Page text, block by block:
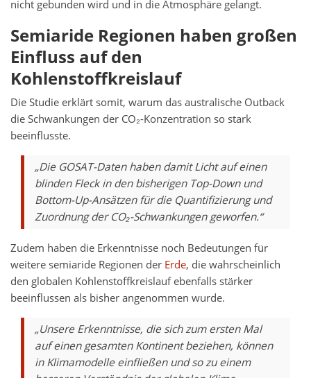
nicht gebunden wird und in die Atmosphäre gelangt.
Semiaride Regionen haben großen
Einfluss auf den
Kohlenstoffkreislauf
Die Studie erklärt somit, warum das australische Outback
die Schwankungen der CO₂-Konzentration so stark
beeinflusste.
„Die GOSAT-Daten haben damit Licht auf einen
blinden Fleck in den bisherigen Top-Down und
Bottom-Up-Ansätzen für die Quantifizierung und
Zuordnung der CO₂-Schwankungen geworfen.“
Zudem haben die Erkenntnisse noch Bedeutungen für
weitere semiaride Regionen der Erde, die wahrscheinlich
den globalen Kohlenstoffkreislauf ebenfalls stärker
beeinflussen als bisher angenommen wurde.
„Unsere Erkenntnisse, die sich zum ersten Mal
auf einen gesamten Kontinent beziehen, können
in Klimamodelle einfließen und so zu einem